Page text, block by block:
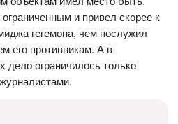
и привел скорее к
гегемона, чем послужил
его противникам. А в
ограничилось только